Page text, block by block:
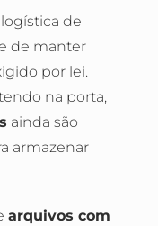
de
de manter
por lei.
na porta,
ainda são
armazenar
arquivos com